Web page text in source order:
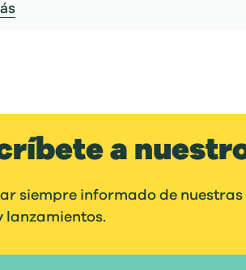
a
siempre informado de
lanzamientos.